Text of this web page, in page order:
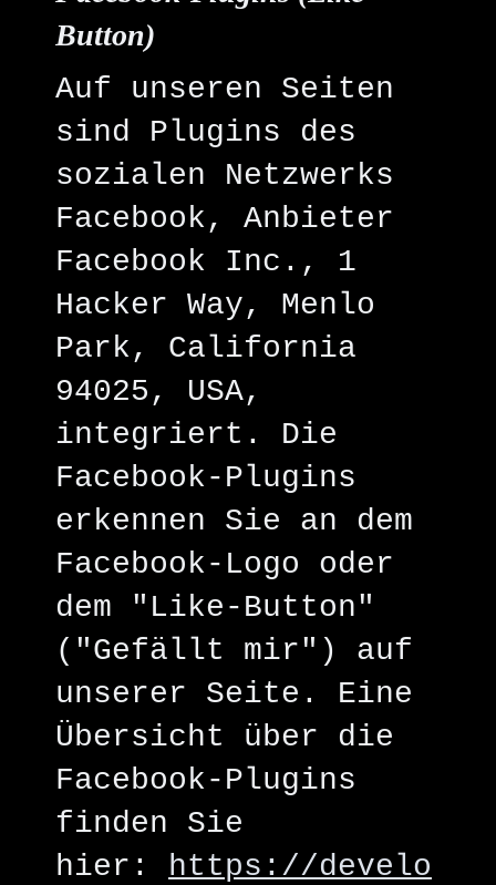
Button)
Auf unseren Seiten
sind Plugins des
sozialen Netzwerks
Facebook, Anbieter
Facebook Inc., 1
Hacker Way, Menlo
Park, California
94025, USA,
integriert. Die
Facebook-Plugins
erkennen Sie an dem
Facebook-Logo oder
dem "Like-Button"
("Gefällt mir") auf
unserer Seite. Eine
Übersicht über die
Facebook-Plugins
finden Sie
hier:
https://develo